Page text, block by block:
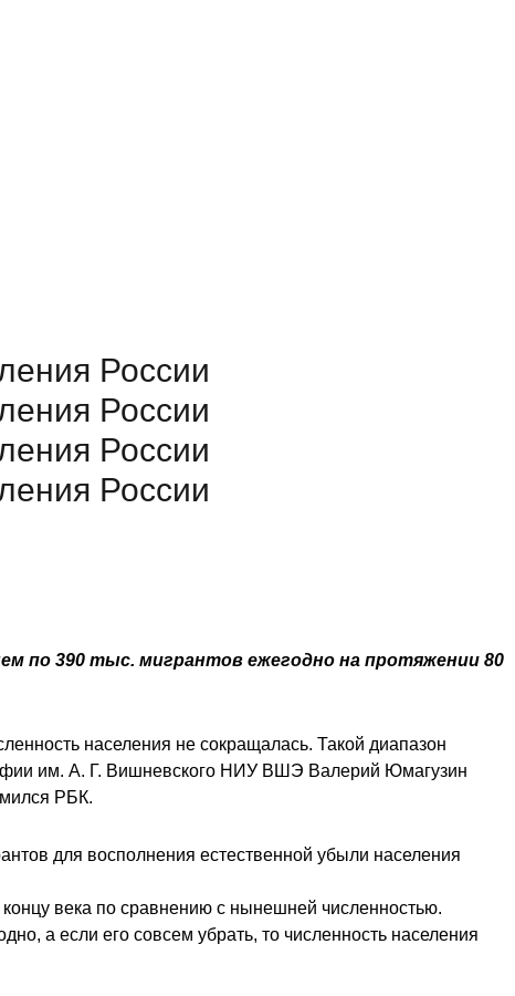
России
России
России
России
по 390 тыс. мигрантов ежегодно на протяжении 80
населения не сокращалась. Такой диапазон
им. А. Г. Вишневского НИУ ВШЭ Валерий Юмагузин
РБК.
для восполнения естественной убыли населения
концу века по сравнению с нынешней численностью.
а если его совсем убрать, то численность населения